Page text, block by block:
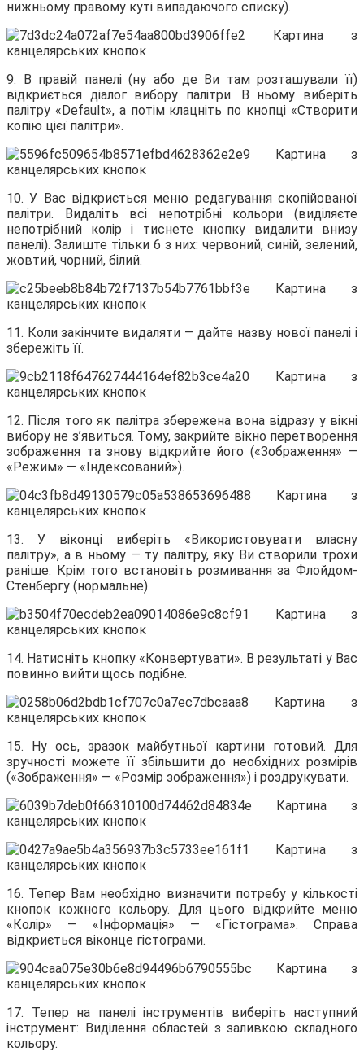
нижньому правому куті випадаючого списку).
9. В правій панелі (ну або де Ви там розташували її)
відкриється діалог вибору палітри. В ньому виберіть
палітру «Default», а потім клацніть по кнопці «Створити
копію цієї палітри».
10. У Вас відкриється меню редагування скопійованої
палітри. Видаліть всі непотрібні кольори (виділяєте
непотрібний колір і тиснете кнопку видалити внизу
панелі). Залиште тільки 6 з них: червоний, синій, зелений,
жовтий, чорний, білий.
11. Коли закінчите видаляти — дайте назву нової панелі і
збережіть її.
12. Після того як палітра збережена вона відразу у вікні
вибору не з’явиться. Тому, закрийте вікно перетворення
зображення та знову відкрийте його («Зображення» —
«Режим» — «Індексований»).
13. У віконці виберіть «Використовувати власну
палітру», а в ньому — ту палітру, яку Ви створили трохи
раніше. Крім того встановіть розмивання за Флойдом-
Стенбергу (нормальне).
14. Натисніть кнопку «Конвертувати». В результаті у Вас
повинно вийти щось подібне.
15. Ну ось, зразок майбутньої картини готовий. Для
зручності можете її збільшити до необхідних розмірів
(«Зображення» — «Розмір зображення») і роздрукувати.
16. Тепер Вам необхідно визначити потребу у кількості
кнопок кожного кольору. Для цього відкрийте меню
«Колір» — «Інформація» — «Гістограма». Справа
відкриється віконце гістограми.
17. Тепер на панелі інструментів виберіть наступний
інструмент: Виділення областей з заливкою складного
кольору.